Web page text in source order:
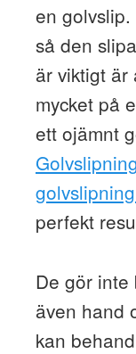
en
så den
är viktigt är
mycket på
ett ojämnt
perfekt
De gör
även hand
kan